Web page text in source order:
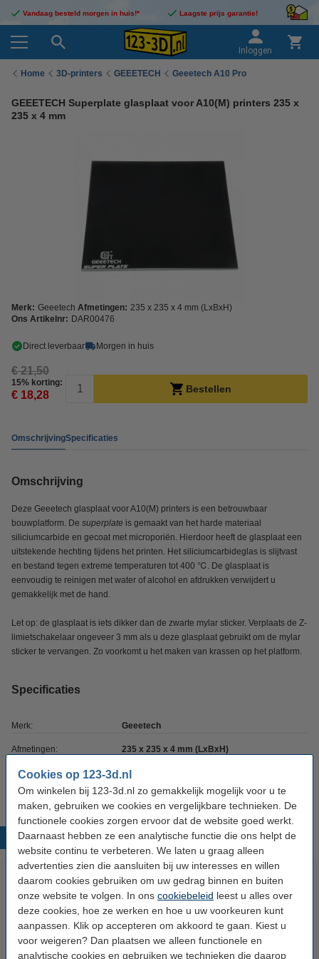
Cookies op 123-3d.nl
Om winkelen bij 123-3d.nl zo gemakkelijk mogelijk voor u te
maken, gebruiken we cookies en vergelijkbare technieken. De
functionele cookies zorgen ervoor dat de website goed werkt.
Daarnaast hebben ze een analytische functie die ons helpt de
website continu te verbeteren. We laten u graag alleen
advertenties zien die aansluiten bij uw interesses en willen
daarom cookies gebruiken om uw gedrag binnen en buiten
onze website te volgen. In ons cookiebeleid leest u alles over
deze cookies, hoe ze werken en hoe u uw voorkeuren kunt
aanpassen. Klik op accepteren om akkoord te gaan. Kiest u
voor weigeren? Dan plaatsen we alleen functionele en
analytische cookies en gebruiken we technieken die daarop
Vandaag besteld morgen in huis!* Laagste prijs garantie!
Inloggen
Home 3D-printers GEEETECH Geeetech A10 Pro
GEEETECH Superplate glasplaat voor A10(M) printers 235 x
235 x 4 mm
Merk: Geeetech Afmetingen: 235 x 235 x 4 mm (LxBxH)
Ons Artikelnr: DAR00476
Direct leverbaar Morgen in huis
€ 21,50
15% korting:
€ 18,28 Bestellen
OmschrijvingSpecificaties
Omschrijving
Deze Geeetech glasplaat voor A10(M) printers is een betrouwbaar
bouwplatform. De superplate is gemaakt van het harde materiaal
siliciumcarbide en gecoat met microporiën. Hierdoor heeft de glasplaat een
uitstekende hechting tijdens het printen. Het siliciumcarbideglas is slijtvast
en bestand tegen extreme temperaturen tot 400 ℃. De glasplaat is
eenvoudig te reinigen met water of alcohol en afdrukken verwijdert u
gemakkelijk met de hand.
Let op: de glasplaat is iets dikker dan de zwarte mylar sticker. Verplaats de Z-
limietschakelaar ongeveer 3 mm als u deze glasplaat gebruikt om de mylar
sticker te vervangen. Zo voorkomt u het maken van krassen op het platform.
Specificaties
Merk: Geeetech
Afmetingen: 235 x 235 x 4 mm (LxBxH)
Ons Artikelnr: DAR00476
Populaire producten